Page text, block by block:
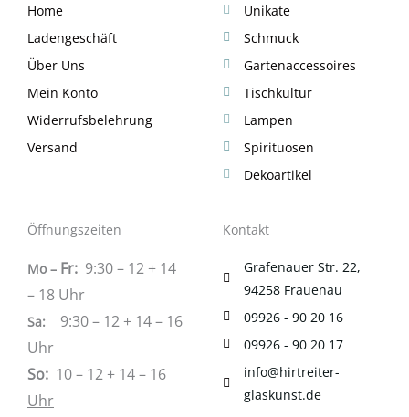
Home
Ladengeschäft
Über Uns
Mein Konto
Widerrufsbelehrung
Versand
Unikate
Schmuck
Gartenaccessoires
Tischkultur
Lampen
Spirituosen
Dekoartikel
Öffnungszeiten
Mo – Fr: 9:30 – 12 + 14
– 18 Uhr
Sa: 9:30 – 12 + 14 – 16
Uhr
So: 10 – 12 + 14 – 16
Uhr
Kontakt
Grafenauer Str. 22,
94258 Frauenau
09926 - 90 20 16
09926 - 90 20 17
info@hirtreiter-
glaskunst.de